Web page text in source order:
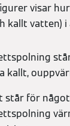
visar
kallt vatten)
kallt,
står för